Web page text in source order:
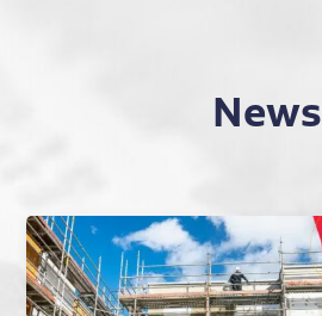
News